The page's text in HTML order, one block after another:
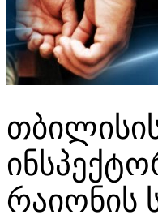
რაიონის